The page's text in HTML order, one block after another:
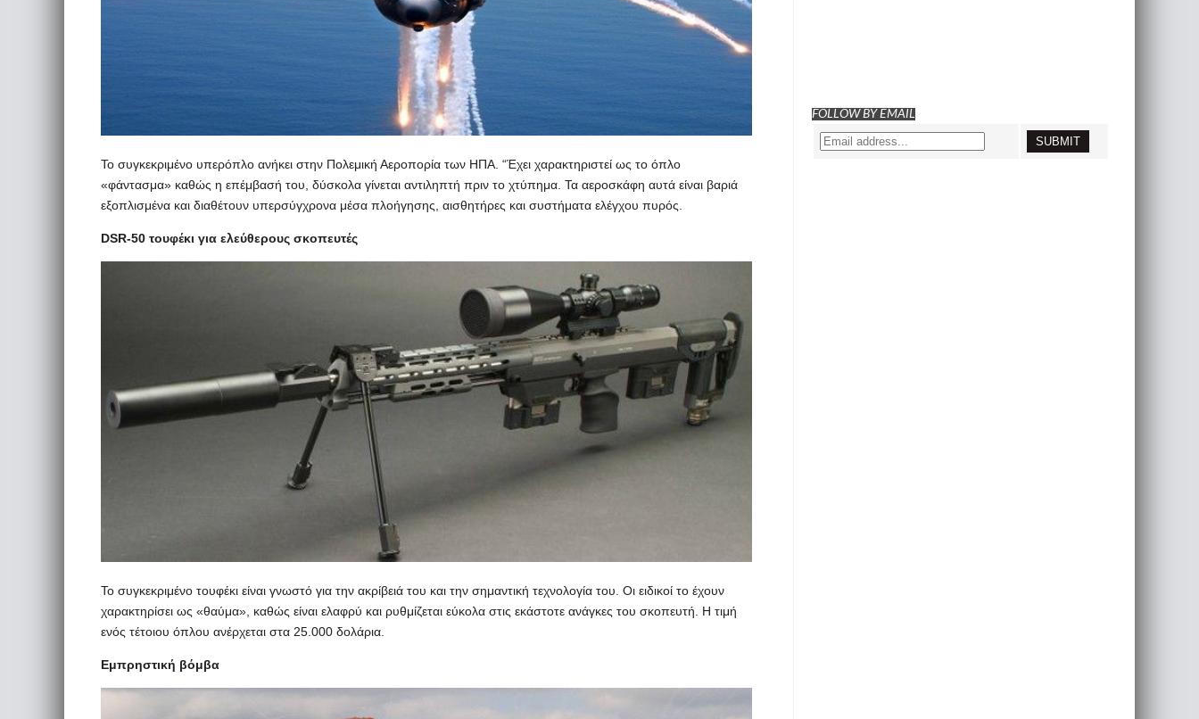
Το συγκεκριμένο υπερόπλο ανήκει στην Πολεμική Αεροπορία των ΗΠΑ. “Έχει χαρακτηριστεί ως το όπλο
«φάντασμα» καθώς η επέμβασή του, δύσκολα γίνεται αντιληπτή πριν το χτύπημα. Τα αεροσκάφη αυτά είναι βαριά
εξοπλισμένα και διαθέτουν υπερσύγχρονα μέσα πλοήγησης, αισθητήρες και συστήματα ελέγχου πυρός.
DSR-50 τουφέκι για ελεύθερους σκοπευτές
Το συγκεκριμένο τουφέκι είναι γνωστό για την ακρίβειά του και την σημαντική τεχνολογία του. Οι ειδικοί το έχουν
χαρακτηρίσει ως «θαύμα», καθώς είναι ελαφρύ και ρυθμίζεται εύκολα στις εκάστοτε ανάγκες του σκοπευτή. Η τιμή
ενός τέτοιου όπλου ανέρχεται στα 25.000 δολάρια.
Εμπρηστική βόμβα
FOLLOW BY EMAIL